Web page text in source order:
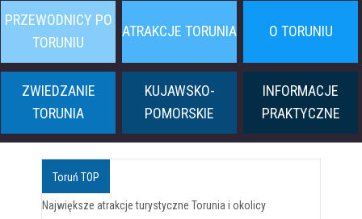
PRZEWODNICY PO
TORUNIU
ATRAKCJE TORUNIA O TORUNIU
ZWIEDZANIE
TORUNIA
KUJAWSKO-
POMORSKIE
INFORMACJE
PRAKTYCZNE
Toruń TOP
Największe atrakcje turystyczne Torunia i okolicy